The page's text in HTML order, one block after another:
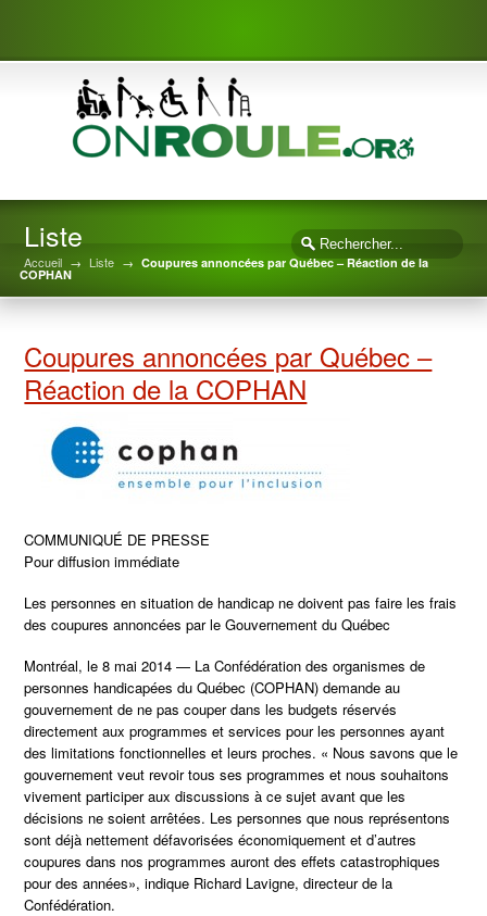
Liste
Accueil → Liste → Coupures annoncées par Québec – Réaction de la
COPHAN
Coupures annoncées par Québec –
Réaction de la COPHAN
COMMUNIQUÉ DE PRESSE
Pour diffusion immédiate
Les personnes en situation de handicap ne doivent pas faire les frais
des coupures annoncées par le Gouvernement du Québec
Montréal, le 8 mai 2014 — La Confédération des organismes de
personnes handicapées du Québec (COPHAN) demande au
gouvernement de ne pas couper dans les budgets réservés
directement aux programmes et services pour les personnes ayant
des limitations fonctionnelles et leurs proches. « Nous savons que le
gouvernement veut revoir tous ses programmes et nous souhaitons
vivement participer aux discussions à ce sujet avant que les
décisions ne soient arrêtées. Les personnes que nous représentons
sont déjà nettement défavorisées économiquement et d’autres
coupures dans nos programmes auront des effets catastrophiques
pour des années», indique Richard Lavigne, directeur de la
Confédération.